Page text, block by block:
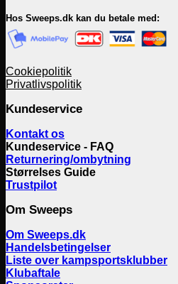
Hos Sweeps.dk kan du betale med:
Cookiepolitik
Privatlivspolitik
Kundeservice
Kontakt os
Kundeservice - FAQ
Returnering/ombytning
Størrelses Guide
Trustpilot
Om Sweeps
Om Sweeps.dk
Handelsbetingelser
Liste over kampsportsklubber
Klubaftale